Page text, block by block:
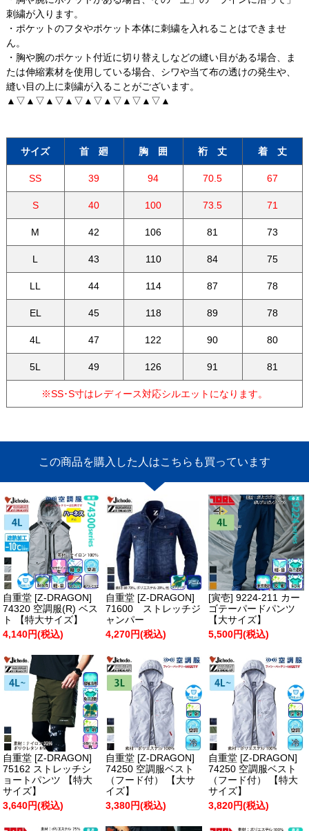
刺繍が入ります。
・ポケットのフタやポケット本体に刺繍を入れることはできませ
ん。
・胸や腕のポケット付近に切り替えしなどの縫い目がある場合、ま
たは伸縮素材を使用している場合、シワや当て布の透けの発生や、
縫い目の上に刺繍が入ることがございます。
▲▽▲▽▲▽▲▽▲▽▲▽▲▽▲▽▲
サイズ 首 廻 胸 囲 裄 丈 着 丈
SS 39 94 70.5 67
S 40 100 73.5 71
M 42 106 81 73
L 43 110 84 75
LL 44 114 87 78
EL 45 118 89 78
4L 47 122 90 80
5L 49 126 91 81
※SS･S寸はレディース対応シルエットになります。
この商品を購入した人はこちらも買っています
自重堂 [Z-DRAGON]
74320 空調服(R) ベス
ト 【特大サイズ】
4,140円(税込)
自重堂 [Z-DRAGON]
71600 ストレッチジ
ャンパー
4,270円(税込)
[寅壱] 9224-211 カー
ゴテーパードパンツ
【大サイズ】
5,500円(税込)
自重堂 [Z-DRAGON]
75162 ストレッチシ
ョートパンツ 【特大
サイズ】
3,640円(税込)
自重堂 [Z-DRAGON]
74250 空調服ベスト
（フード付） 【大サ
イズ】
3,380円(税込)
自重堂 [Z-DRAGON]
74250 空調服ベスト
（フード付） 【特大
サイズ】
3,820円(税込)